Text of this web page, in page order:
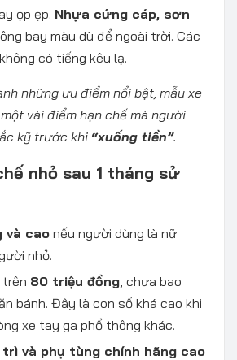
ọp ẹp. Nhựa cứng cáp, sơn
bay màu dù để ngoài trời. Các
có tiếng kêu lạ.
những ưu điểm nổi bật, mẫu xe
vài điểm hạn chế mà người
kỹ trước khi “xuống tiền”.
nhỏ sau 1 tháng sử
và cao nếu người dùng là nữ
nhỏ.
trên 80 triệu đồng, chưa bao
bánh. Đây là con số khá cao khi
xe tay ga phổ thông khác.
trì và phụ tùng chính hãng cao